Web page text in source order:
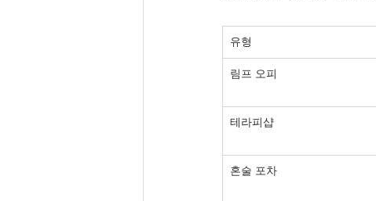
유형
림프 오피
테라피샵
혼술 포차